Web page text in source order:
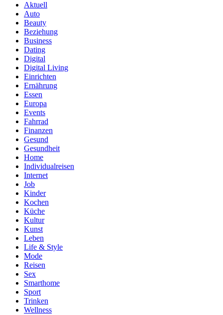
Aktuell
Auto
Beauty
Beziehung
Business
Dating
Digital
Digital Living
Einrichten
Ernährung
Essen
Europa
Events
Fahrrad
Finanzen
Gesund
Gesundheit
Home
Individualreisen
Internet
Job
Kinder
Kochen
Küche
Kultur
Kunst
Leben
Life & Style
Mode
Reisen
Sex
Smarthome
Sport
Trinken
Wellness